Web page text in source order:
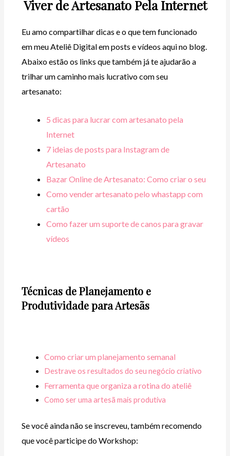
Viver de Artesanato Pela Internet
Eu amo compartilhar dicas e o que tem funcionado
em meu Ateliê Digital em posts e vídeos aqui no blog.
Abaixo estão os links que também já te ajudarão a
trilhar um caminho mais lucrativo com seu
artesanato:
5 dicas para lucrar com artesanato pela
Internet
7 ideias de posts para Instagram de
Artesanato
Bazar Online de Artesanato: Como criar o seu
Como vender artesanato pelo whastapp com
cartão
Como fazer um suporte de canos para gravar
vídeos
Técnicas de Planejamento e
Produtividade para Artesãs
Como criar um planejamento semanal
Destrave os resultados do seu negócio criativo
Ferramenta que organiza a rotina do ateliê
Como ser uma artesã mais produtiva
Se você ainda não se inscreveu, também recomendo
que você participe do Workshop: